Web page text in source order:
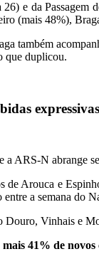
e da Passagem
(mais 48%),
também
que duplicou.
expressivas
ARS-N abrange
de Arouca e
a semana do
Vinhais e
41% de novos